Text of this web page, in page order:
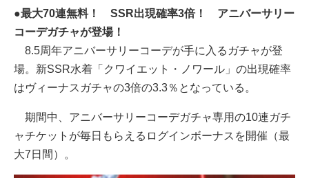
●最大70連無料！ SSR出現確率3倍！ アニバーサリー
コーデガチャが登場！
8.5周年アニバーサリーコーデが手に入るガチャが登
場。新SSR水着「クワイエット・ノワール」の出現確率
はヴィーナスガチャの3倍の3.3％となっている。
期間中、アニバーサリーコーデガチャ専用の10連ガチ
ャチケットが毎日もらえるログインボーナスを開催（最
大7日間）。